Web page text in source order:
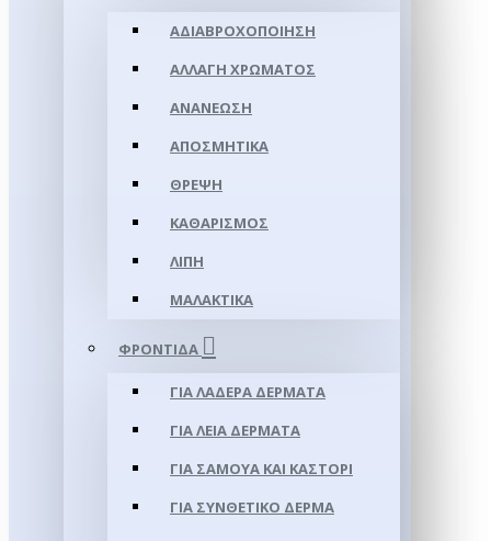
ΑΔΙΑΒΡΟΧΟΠΟΊΗΣΗ
ΑΛΛΑΓΉ ΧΡΏΜΑΤΟΣ
ΑΝΑΝΈΩΣΗ
ΑΠΟΣΜΗΤΙΚΆ
ΘΡΈΨΗ
ΚΑΘΑΡΙΣΜΌΣ
ΛΊΠΗ
ΜΑΛΑΚΤΙΚΆ
ΦΡΟΝΤΊΔΑ
ΓΙΑ ΛΑΔΕΡΆ ΔΈΡΜΑΤΑ
ΓΙΑ ΛΕΊΑ ΔΈΡΜΑΤΑ
ΓΙΑ ΣΑΜΟΥΑ ΚΑΙ ΚΑΣΤΌΡΙ
ΓΙΑ ΣΥΝΘΕΤΙΚΌ ΔΈΡΜΑ